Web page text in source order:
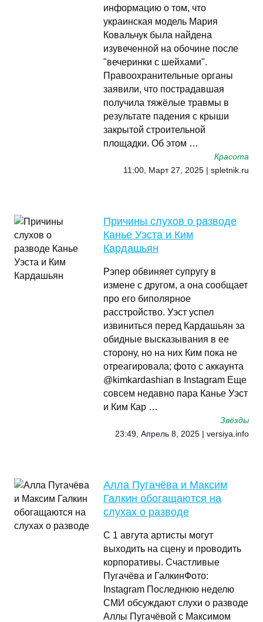
информацию о том, что
украинская модель Мария
Ковальчук была найдена
изувеченной на обочине после
"вечеринки с шейхами".
Правоохранительные органы
заявили, что пострадавшая
получила тяжёлые травмы в
результате падения с крыши
закрытой строительной
площадки. Об этом …
Красота
11:00, Март 27, 2025 | spletnik.ru
Причины слухов о разводе
Канье Уэста и Ким
Кардашьян
Рэпер обвиняет супругу в
измене с другом, а она сообщает
про его биполярное
расстройство. Уэст успел
извиниться перед Кардашьян за
обидные высказывания в ее
сторону, но на них Ким пока не
отреагировала; фото с аккаунта
@kimkardashian в Instagram Еще
совсем недавно пара Канье Уэст
и Ким Кар …
Звёзды
23:49, Апрель 8, 2025 | versiya.info
Алла Пугачёва и Максим
Галкин обогащаются на
слухах о разводе
С 1 авгута артисты могут
выходить на сцену и проводить
корпоративы. Счастливые
Пугачёва и ГалкинФото:
Instagram Последнюю неделю
СМИ обсуждают слухи о разводе
Аллы Пугачёвой с Максимом